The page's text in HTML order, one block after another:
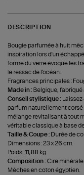
DESCRIPTION
Bougie parfumée à huit
inspiration lors d'un
forme du verre évoque les
le ressac de l'océan.
Fragrances principales :
Made in : Belgique,
Conseil stylistique :
parfum naturellement corsé
mélange revitalisant à tout
véritable classique à base
Taille & Coupe : Durée de
Dimensions : 23 x 26 cm.
Poids : 11,88 kg.
Composition :Cire minérale.
Mèches en coton égyptien.